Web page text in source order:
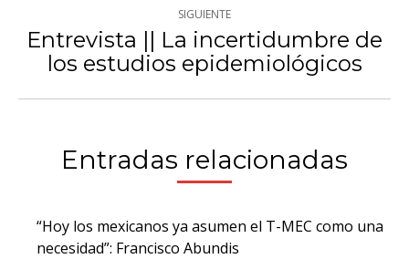
SIGUIENTE
Publicación
siguiente:
Entrevista || La incertidumbre de
los estudios epidemiológicos
Entradas relacionadas
“Hoy los mexicanos ya asumen el T-MEC como una
necesidad”: Francisco Abundis